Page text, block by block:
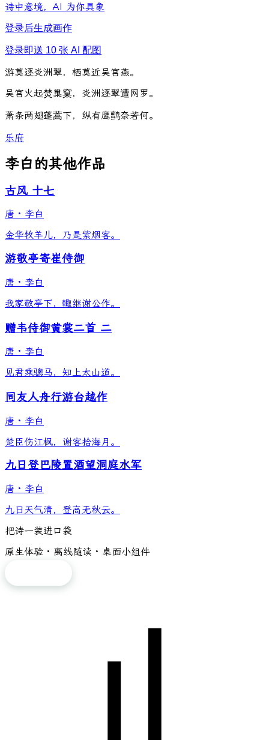
诗中意境，AI 为你具象
登录后生成画作
登录即送 10 张 AI 配图
游莫逐炎洲翠， 栖莫近吴宫燕。
吴宫火起焚巢窠， 炎洲逐翠遭网 罗。
萧条两翅蓬蒿下， 纵有鹰鹯奈若何。
乐府
李白的其他作品
古风 十七
唐 · 李白
金华牧羊儿，乃是紫烟客。
游敬亭寄崔侍御
唐 · 李白
我家敬亭下，輙继谢公作。
赠韦侍御黄裳二首 二
唐 · 李白
见君乘骢马，知上太山道。
同友人舟行游台越作
唐 · 李白
楚臣伤江枫，谢客拾海月。
九日登巴陵置酒望洞庭水军
唐 · 李白
九日天气清，登高无秋云。
把诗一装进口袋
原生体验 · 离线随读 · 桌面小组件